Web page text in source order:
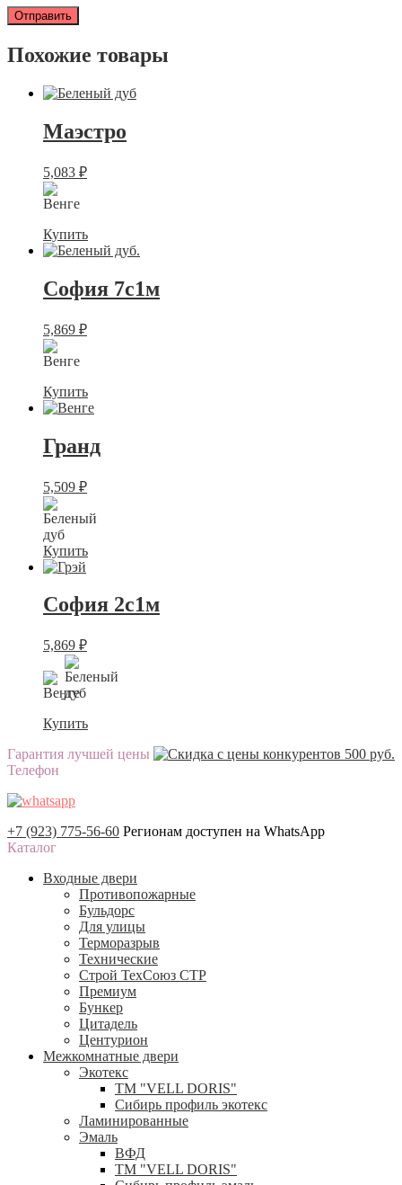
Похожие товары
Маэстро
5,083 ₽
Купить
София 7с1м
5,869 ₽
Купить
Гранд
5,509 ₽
Купить
София 2с1м
5,869 ₽
Купить
Гарантия лучшей цены
Телефон
+7 (923) 775-56-60 Регионам доступен на WhatsApp
Каталог
Входные двери
Противопожарные
Бульдорс
Для улицы
Терморазрыв
Технические
Строй ТехСоюз СТР
Премиум
Бункер
Цитадель
Центурион
Межкомнатные двери
Экотекс
ТМ "VELL DORIS"
Сибирь профиль экотекс
Ламинированные
Эмаль
ВФД
ТМ "VELL DORIS"